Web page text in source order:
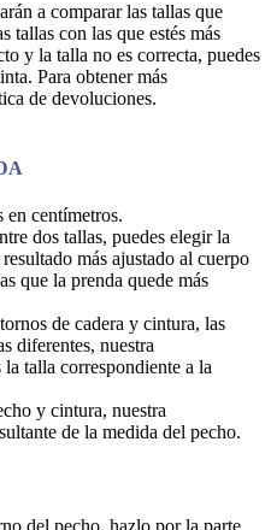
a comparar las tallas que
tallas con las que estés más
y la talla no es correcta, puedes
Para obtener más
de devoluciones.
en centímetros.
dos tallas, puedes elegir la
más ajustado al cuerpo
que la prenda quede más
de cadera y cintura, las
diferentes, nuestra
talla correspondiente a la
y cintura, nuestra
de la medida del pecho.